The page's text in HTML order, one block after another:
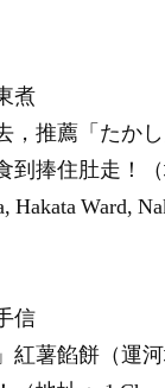
煮
，推薦「たか
到捧住肚走！
Hakata Ward,
信
紅薯餡餅（運